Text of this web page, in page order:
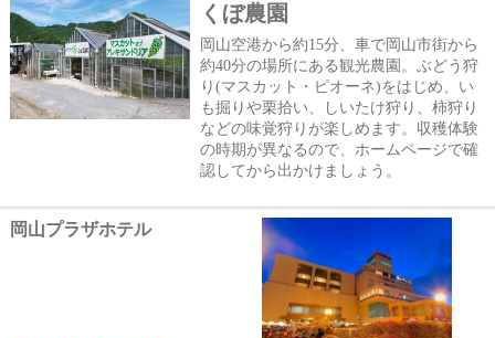
くぼ農園
岡山空港から約15分、車で岡山市街から
約40分の場所にある観光農園。ぶどう狩
り(マスカット・ピオーネ)をはじめ、い
も掘りや栗拾い、しいたけ狩り、柿狩り
などの味覚狩りが楽しめます。収穫体験
の時期が異なるので、ホームページで確
認してから出かけましょう。
岡山プラザホテル